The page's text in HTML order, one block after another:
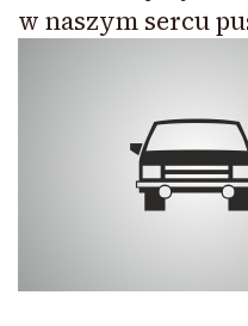
w naszym sercu